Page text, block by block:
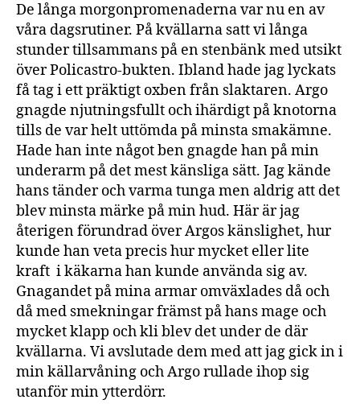
De långa morgonpromenaderna var nu en av
våra dagsrutiner. På kvällarna satt vi långa
stunder tillsammans på en stenbänk med utsikt
över Policastro-bukten. Ibland hade jag lyckats
få tag i ett präktigt oxben från slaktaren. Argo
gnagde njutningsfullt och ihärdigt på knotorna
tills de var helt uttömda på minsta smakämne.
Hade han inte något ben gnagde han på min
underarm på det mest känsliga sätt. Jag kände
hans tänder och varma tunga men aldrig att det
blev minsta märke på min hud. Här är jag
återigen förundrad över Argos känslighet, hur
kunde han veta precis hur mycket eller lite
kraft i käkarna han kunde använda sig av.
Gnagandet på mina armar omväxlades då och
då med smekningar främst på hans mage och
mycket klapp och kli blev det under de där
kvällarna. Vi avslutade dem med att jag gick in i
min källarvåning och Argo rullade ihop sig
utanför min ytterdörr.